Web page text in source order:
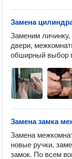
Замена
Заменим
двери,
обширный выбор
Замена замка
Замена
новые ручки,
замок. По всем